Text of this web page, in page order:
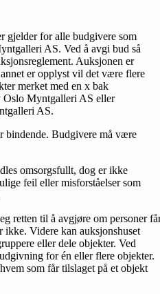
gjelder for alle budgivere som
AS. Ved å avgi bud så
Auksjonen er
er opplyst vil det være flere
merket med en x bak
Oslo Myntgalleri AS eller
AS.
bindende. Budgivere må være
omsorgsfullt, dog er ikke
feil eller misforståelser som
retten til å avgjøre om personer
ikke. Videre kan auksjonshuset
eller dele objekter. Ved
for én eller flere objekter.
som får tilslaget på et objekt